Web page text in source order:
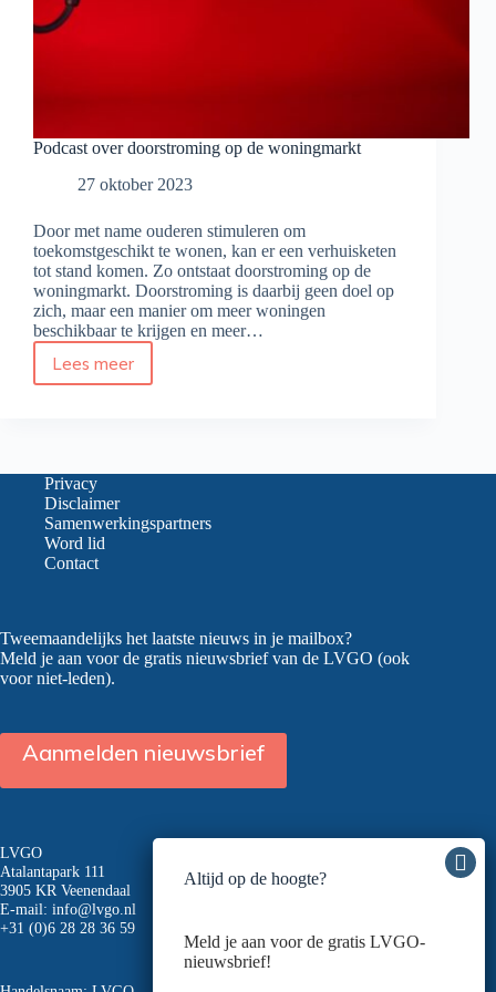
Podcast over doorstroming op de woningmarkt
27 oktober 2023
Door met name ouderen stimuleren om
toekomstgeschikt te wonen, kan er een verhuisketen
tot stand komen. Zo ontstaat doorstroming op de
woningmarkt. Doorstroming is daarbij geen doel op
zich, maar een manier om meer woningen
beschikbaar te krijgen en meer…
Lees meer
Podcast
woningmarkt
Privacy
Disclaimer
Samenwerkingspartners
Word lid
Contact
Tweemaandelijks het laatste nieuws in je mailbox?
Meld je aan voor de gratis nieuwsbrief van de LVGO (ook
voor niet-leden).
Aanmelden nieuwsbrief
LVGO
Atalantapark 111
3905 KR Veenendaal
E-mail: info@lvgo.nl
+31 (0)6 28 28 36 59
Altijd op de hoogte?
Meld je aan voor de gratis LVGO-
nieuwsbrief!